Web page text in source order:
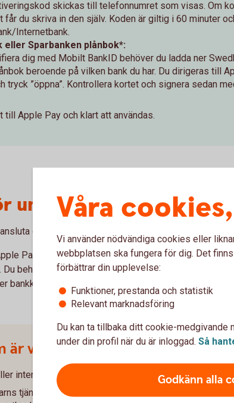
skickas till telefonnumret som visas. Om
får du skriva in den själv. Koden är giltig i 60 minuter
Internetbank.
eller Sparbanken plånbok*:
dig med Mobilt BankID behöver du ladda ner
beroende på vilken bank du har. Du dirigeras till
tryck ”öppna”. Kontrollera kortet och signera sedan
till Apple Pay och klart att användas.
ungdomar mellan 13 och
ditt bankkort till Apple Pay och betala med
Pay behöver din vårdnadshavare lämna ett
behöver ha något av våra bankkort (bankkort
bankkort Mastercard).
är vårdnadshavare:
internetbank.
tjänster i appen eller Övriga tjänster –
Våra
Vi använder nödvändiga cookies eller
webbplatsen ska fungera för dig. Det
förbättrar din upplevelse:
Funktioner, prestanda och statistik
Relevant marknadsföring
Du kan ta tillbaka ditt cookie-medgivande
under din profil när du är inloggad. Så
Godkänn alla